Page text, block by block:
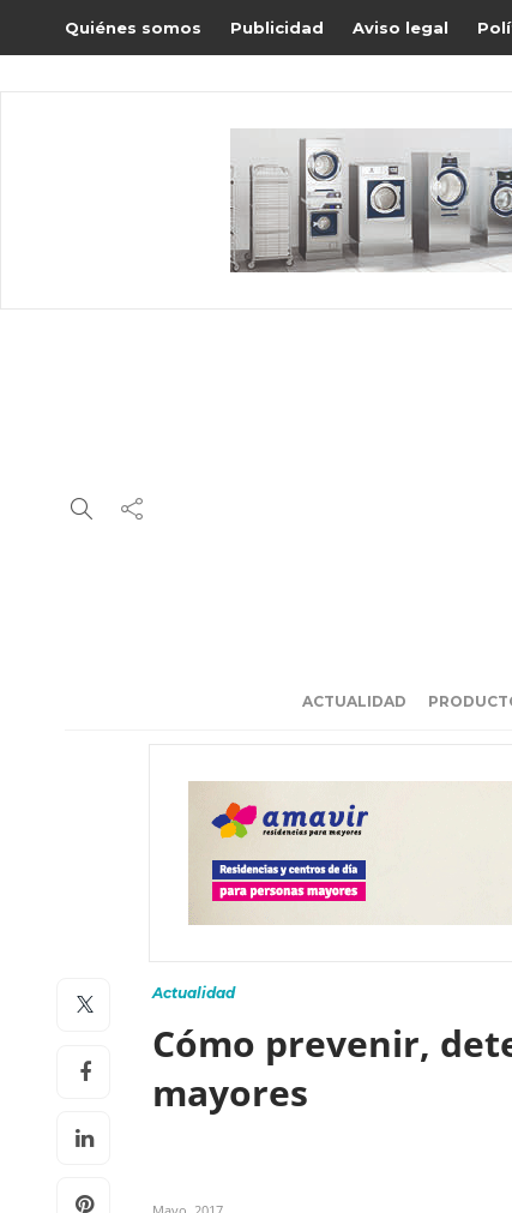
Quiénes somos Publicidad Aviso legal
ACTUALIDAD
Actualidad
Cómo prevenir,
mayores